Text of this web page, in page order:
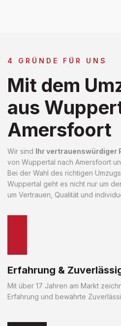
4 GRÜNDE FÜR UNS
Mit dem
aus
Amersfoort
Wir sind Ihr vertrauenswürdiger
von Wuppertal nach Amersfoort
Bei der Wahl des richtigen
Wuppertal geht es nicht nur um
um Vertrauen, Qualität und
Erfahrung &
Mit über 17 Jahren am Markt
Erfahrung und bewährte